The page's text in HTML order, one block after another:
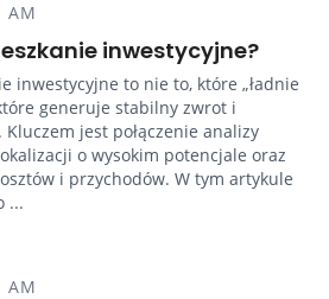
AM
inwestycyjne?
inwestycyjne to nie to, które „ładnie
generuje stabilny zwrot i
jest połączenie analizy
o wysokim potencjale oraz
i przychodów. W tym artykule
...
AM